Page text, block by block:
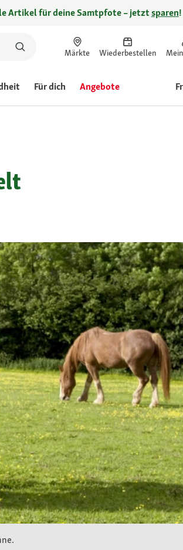
Artikel für deine Samtpfote – jetztsparen!
Märkte Wiederbestellen
Für dich Angebote